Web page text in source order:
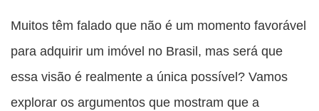
esta
publicação
esta
publicação
esta
publicação
esta
publicação
WhatsApp
esta
publicação
Muitos têm falado que não é um momento favorável
para adquirir um imóvel no Brasil, mas será que
essa visão é realmente a única possível? Vamos
explorar os argumentos que mostram que a